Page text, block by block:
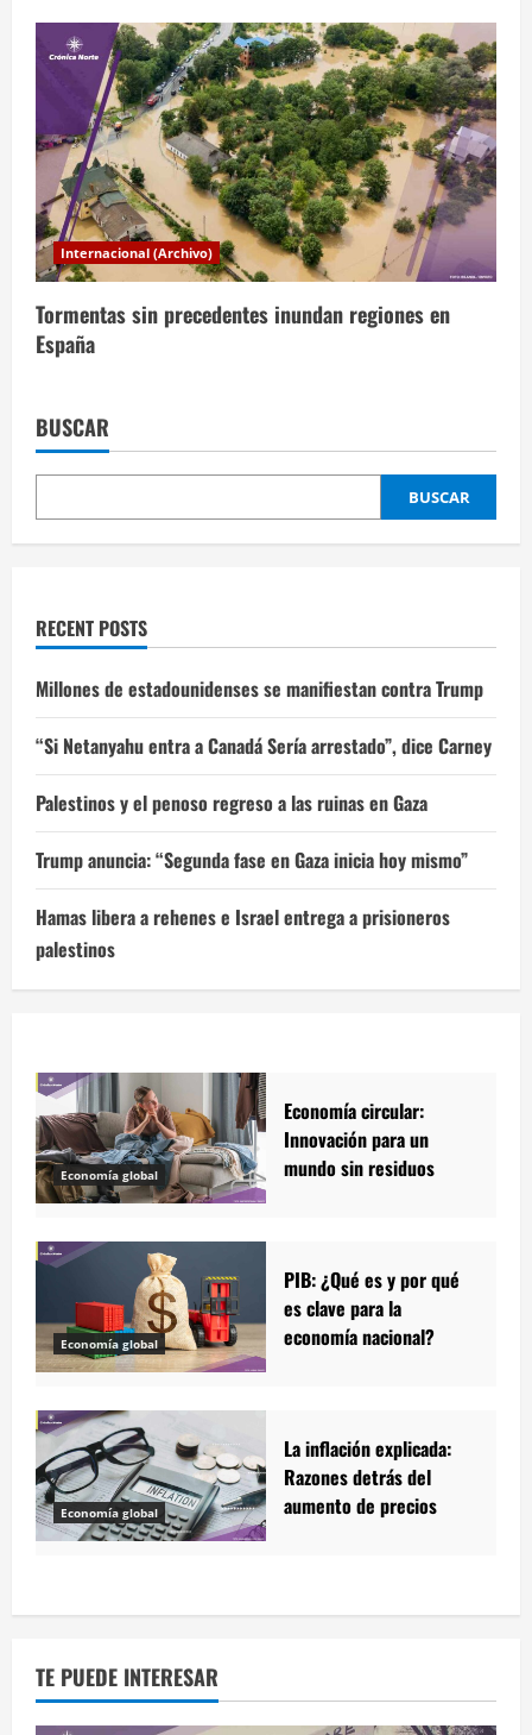
Internacional (Archivo)
Tormentas sin precedentes inundan regiones en
España
BUSCAR
BUSCAR
RECENT POSTS
Millones de estadounidenses se manifiestan contra Trump
“Si Netanyahu entra a Canadá Sería arrestado”, dice Carney
Palestinos y el penoso regreso a las ruinas en Gaza
Trump anuncia: “Segunda fase en Gaza inicia hoy mismo”
Hamas libera a rehenes e Israel entrega a prisioneros
palestinos
Economía global
Economía circular:
Innovación para un
mundo sin residuos
Economía global
PIB: ¿Qué es y por qué
es clave para la
economía nacional?
Economía global
La inflación explicada:
Razones detrás del
aumento de precios
TE PUEDE INTERESAR